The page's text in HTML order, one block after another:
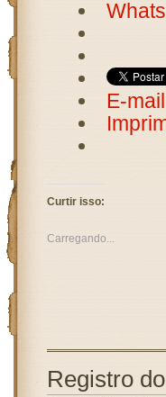
E-mail
Curtir isso:
Carregando...
Registro